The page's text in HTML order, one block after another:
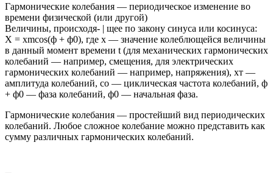
Гармонические колебания — периодическое изменение во
времени физической (или другой)
Величины, происходя- | щее по закону синуса или косинуса:
Х = xmcos(ф + ф0), где х — значение колеблющейся величины
в данный момент времени t (для механических гармонических
колебаний — например, смещения, для электрических
гармонических колебаний — например, напряжения), хт —
амплитуда колебаний, со — циклическая частота колебаний, ф
+ ф0 — фаза колебаний, ф0 — начальная фаза.
Гармонические колебания — простейший вид периодических
колебаний. Любое сложное колебание можно представить как
сумму различных гармонических колебаний.